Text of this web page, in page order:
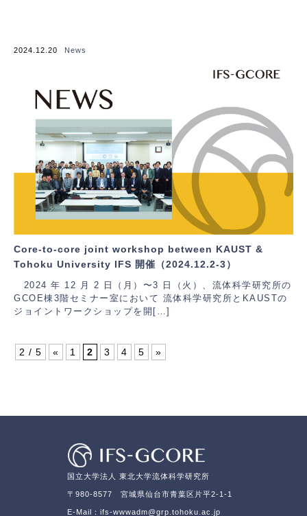
2024.12.20 News
Core-to-core joint workshop between KAUST &
Tohoku University IFS 開催（2024.12.2-3）
2024 年 12 月 2 日（月）〜3 日（火）、流体科学研究所の
GCOE棟3階セミナー室において 流体科学研究所とKAUSTの
ジョイントワークショップを開[…]
2 / 5 « 1 2 3 4 5 »
国立大学法人 東北大学流体科学研究所
〒980-8577 宮城県仙台市青葉区片平2-1-1
E-Mail：ifs-wwwadm@grp.tohoku.ac.jp